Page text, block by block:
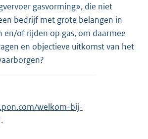
gasvorming», die niet
bedrijf met grote belangen in
en/of rijden op gas, om daarmee
en objectieve uitkomst van het
welkom-bij-
.